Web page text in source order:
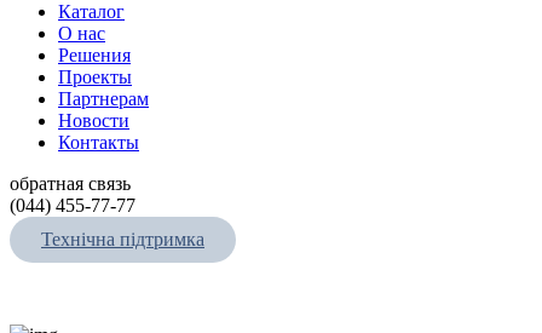
Каталог
О нас
Решения
Проекты
Партнерам
Новости
Контакты
обратная связь
(044) 455-77-77
Технічна підтримка